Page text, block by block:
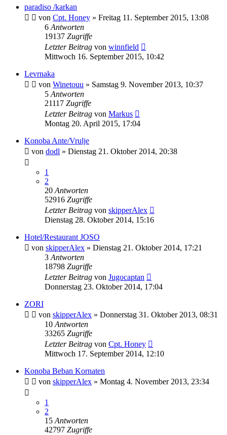
paradiso /karkan
von Cpt. Honey » Freitag 11. September 2015, 13:08
6 Antworten
19137 Zugriffe
Letzter Beitrag von winnfield
Mittwoch 16. September 2015, 10:42
Levrnaka
von Winetouu » Samstag 9. November 2013, 10:37
5 Antworten
21117 Zugriffe
Letzter Beitrag von Markus
Montag 20. April 2015, 17:04
Konoba Ante/Vrulje
von dodl » Dienstag 21. Oktober 2014, 20:38
1
2
20 Antworten
52916 Zugriffe
Letzter Beitrag von skipperAlex
Dienstag 28. Oktober 2014, 15:16
Hotel/Restaurant JOSO
von skipperAlex » Dienstag 21. Oktober 2014, 17:21
3 Antworten
18798 Zugriffe
Letzter Beitrag von Jugocaptan
Donnerstag 23. Oktober 2014, 17:04
ZORI
von skipperAlex » Donnerstag 31. Oktober 2013, 08:31
10 Antworten
33265 Zugriffe
Letzter Beitrag von Cpt. Honey
Mittwoch 17. September 2014, 12:10
Konoba Beban Kornaten
von skipperAlex » Montag 4. November 2013, 23:34
1
2
15 Antworten
42797 Zugriffe